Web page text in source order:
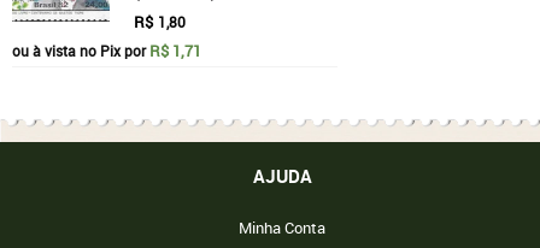
R$ 1,80
ou à vista no Pix porR$ 1,71
AJUDA
Minha Conta